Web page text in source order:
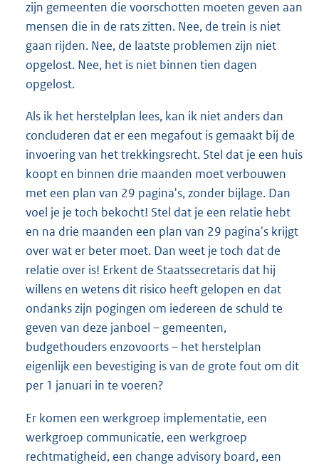
zijn gemeenten die voorschotten moeten geven aan
mensen die in de rats zitten. Nee, de trein is niet
gaan rijden. Nee, de laatste problemen zijn niet
opgelost. Nee, het is niet binnen tien dagen
opgelost.
Als ik het herstelplan lees, kan ik niet anders dan
concluderen dat er een megafout is gemaakt bij de
invoering van het trekkingsrecht. Stel dat je een huis
koopt en binnen drie maanden moet verbouwen
met een plan van 29 pagina's, zonder bijlage. Dan
voel je je toch bekocht! Stel dat je een relatie hebt
en na drie maanden een plan van 29 pagina's krijgt
over wat er beter moet. Dan weet je toch dat de
relatie over is! Erkent de Staatssecretaris dat hij
willens en wetens dit risico heeft gelopen en dat
ondanks zijn pogingen om iedereen de schuld te
geven van deze janboel – gemeenten,
budgethouders enzovoorts – het herstelplan
eigenlijk een bevestiging is van de grote fout om dit
per 1 januari in te voeren?
Er komen een werkgroep implementatie, een
werkgroep communicatie, een werkgroep
rechtmatigheid, een change advisory board, een